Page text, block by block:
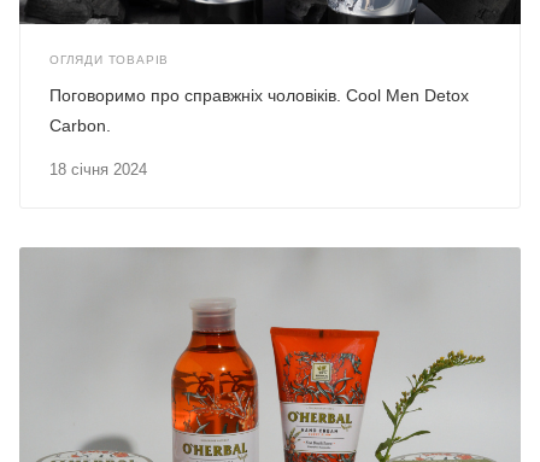
ОГЛЯДИ ТОВАРІВ
18 січня 2024
Поговоримо про справжніх чоловіків. Cool Men Detox
Carbon.